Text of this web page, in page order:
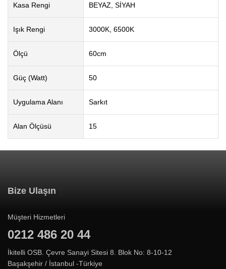
Kasa Rengi BEYAZ, SİYAH
Işık Rengi 3000K, 6500K
Ölçü 60cm
Güç (Watt) 50
Uygulama Alanı Sarkıt
Alan Ölçüsü 15
Bize Ulaşın
Müşteri Hizmetleri
0212 486 20 44
İkitelli OSB. Çevre Sanayi Sitesi 8. Blok No: 8-10-12
Başakşehir / İstanbul -Türkiye